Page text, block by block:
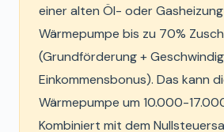
einer alten Öl- oder
Wärmepumpe bis zu 70%
(Grundförderung +
Einkommensbonus). Das kann
Wärmepumpe um 10.000-
Kombiniert mit dem